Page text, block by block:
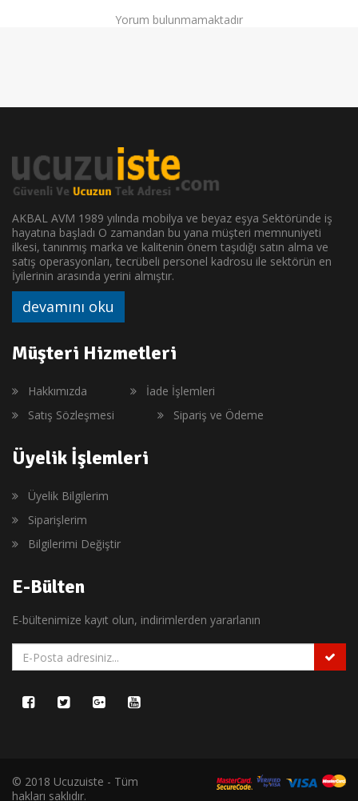
Yorum bulunmamaktadır
AKBAL AVM 1989 yılında mobilya ve beyaz eşya Sektöründe iş
hayatına başladı O zamandan bu yana müşteri memnuniyeti
ilkesi, tanınmış marka ve kalitenin önem taşıdığı satın alma ve
satış operasyonları, tecrübeli personel kadrosu ile sektörün en
İyilerinin arasında yerini almıştır.
devamını oku
Müşteri Hizmetleri
Hakkımızda
İade İşlemleri
Satış Sözleşmesi
Sipariş ve Ödeme
Üyelik İşlemleri
Üyelik Bilgilerim
Siparişlerim
Bilgilerimi Değiştir
E-Bülten
E-bültenimize kayıt olun, indirimlerden yararlanın
© 2018 Ucuzuiste - Tüm
hakları saklıdır.